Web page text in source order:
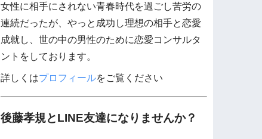
女性に相手にされない青春時代を過ごし苦労の
連続だったが、やっと成功し理想の相手と恋愛
成就し、世の中の男性のために恋愛コンサルタ
ントをしております。
詳しくはプロフィールをご覧ください
後藤孝規とLINE友達になりませんか？